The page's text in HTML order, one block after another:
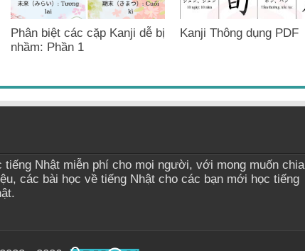
Phân biệt các cặp Kanji dễ bị
nhầm: Phần 1
Kanji Thông dụng PDF
tiếng Nhật miễn phí cho mọi người, với mong muốn chia
các bài học về tiếng Nhật cho các bạn mới học tiếng